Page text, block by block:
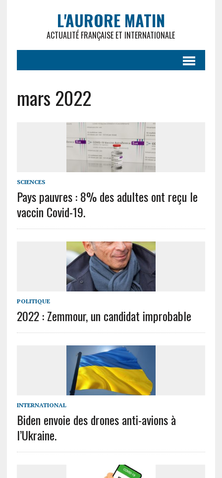
L'AURORE MATIN
ACTUALITÉ FRANÇAISE ET INTERNATIONALE
mars 2022
SCIENCES
Pays pauvres : 8% des adultes ont reçu le
vaccin Covid-19.
POLITIQUE
2022 : Zemmour, un candidat improbable
INTERNATIONAL
Biden envoie des drones anti-avions à
l’Ukraine.